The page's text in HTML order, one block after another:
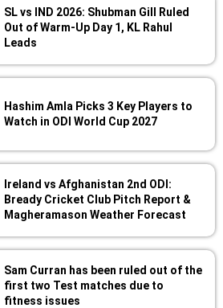
SL vs IND 2026: Shubman Gill Ruled
Out of Warm-Up Day 1, KL Rahul
Leads
Hashim Amla Picks 3 Key Players to
Watch in ODI World Cup 2027
Ireland vs Afghanistan 2nd ODI:
Bready Cricket Club Pitch Report &
Magheramason Weather Forecast
Sam Curran has been ruled out of the
first two Test matches due to
fitness issues